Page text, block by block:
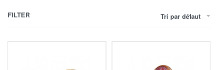
Tri par défaut
FILTER